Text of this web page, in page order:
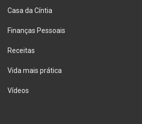
Casa da Cíntia
Finanças Pessoais
Receitas
Vida mais prática
Vídeos